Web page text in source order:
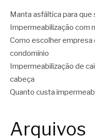
Manta asfáltica para que
Impermeabilização com
Como escolher empresa
condomínio
Impermeabilização de
cabeça
Quanto custa
Arquivos